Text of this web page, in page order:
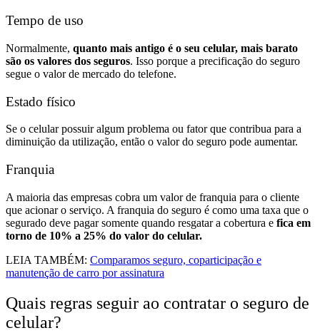
Tempo de uso
Normalmente, quanto mais antigo é o seu celular, mais barato
são os valores dos seguros. Isso porque a precificação do seguro
segue o valor de mercado do telefone.
Estado físico
Se o celular possuir algum problema ou fator que contribua para a
diminuição da utilização, então o valor do seguro pode aumentar.
Franquia
A maioria das empresas cobra um valor de franquia para o cliente
que acionar o serviço. A franquia do seguro é como uma taxa que o
segurado deve pagar somente quando resgatar a cobertura e fica em
torno de 10% a 25% do valor do celular.
LEIA TAMBÉM: Comparamos seguro, coparticipação e
manutenção de carro por assinatura
Quais regras seguir ao contratar o seguro de
celular?